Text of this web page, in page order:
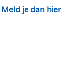
Meld je dan hier